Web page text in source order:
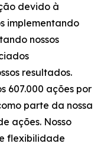
devido à
implementando
nossos
resultados.
607.000 ações por
parte da nossa
ações. Nosso
flexibilidade